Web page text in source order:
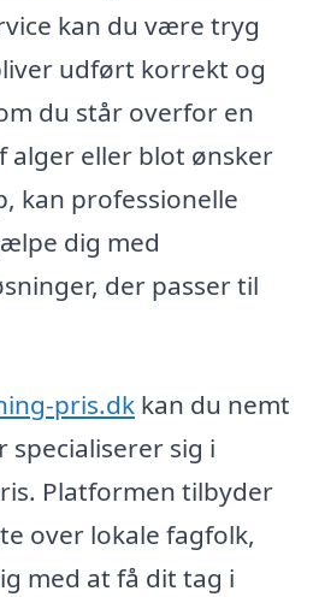
kan du være tryg
udført korrekt og
du står overfor en
alger eller blot ønsker
kan professionelle
dig med
der passer til
pris.dk kan du nemt
sig i
Platformen tilbyder
over lokale fagfolk,
med at få dit tag i